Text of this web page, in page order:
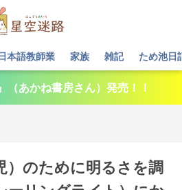
日本語教師業 家族 雑記 ため池日
（あかね書房さん）発売！！
）のために明るさを調